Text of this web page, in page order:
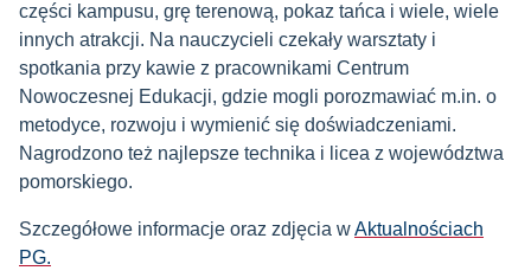
części kampusu, grę terenową, pokaz tańca i wiele, wiele
innych atrakcji. Na nauczycieli czekały warsztaty i
spotkania przy kawie z pracownikami Centrum
Nowoczesnej Edukacji, gdzie mogli porozmawiać m.in. o
metodyce, rozwoju i wymienić się doświadczeniami.
Nagrodzono też najlepsze technika i licea z województwa
pomorskiego.
Szczegółowe informacje oraz zdjęcia wAktualnościach
PG.